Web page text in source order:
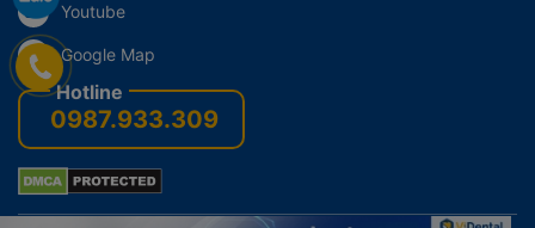
Youtube
Google Map
0987.933.309